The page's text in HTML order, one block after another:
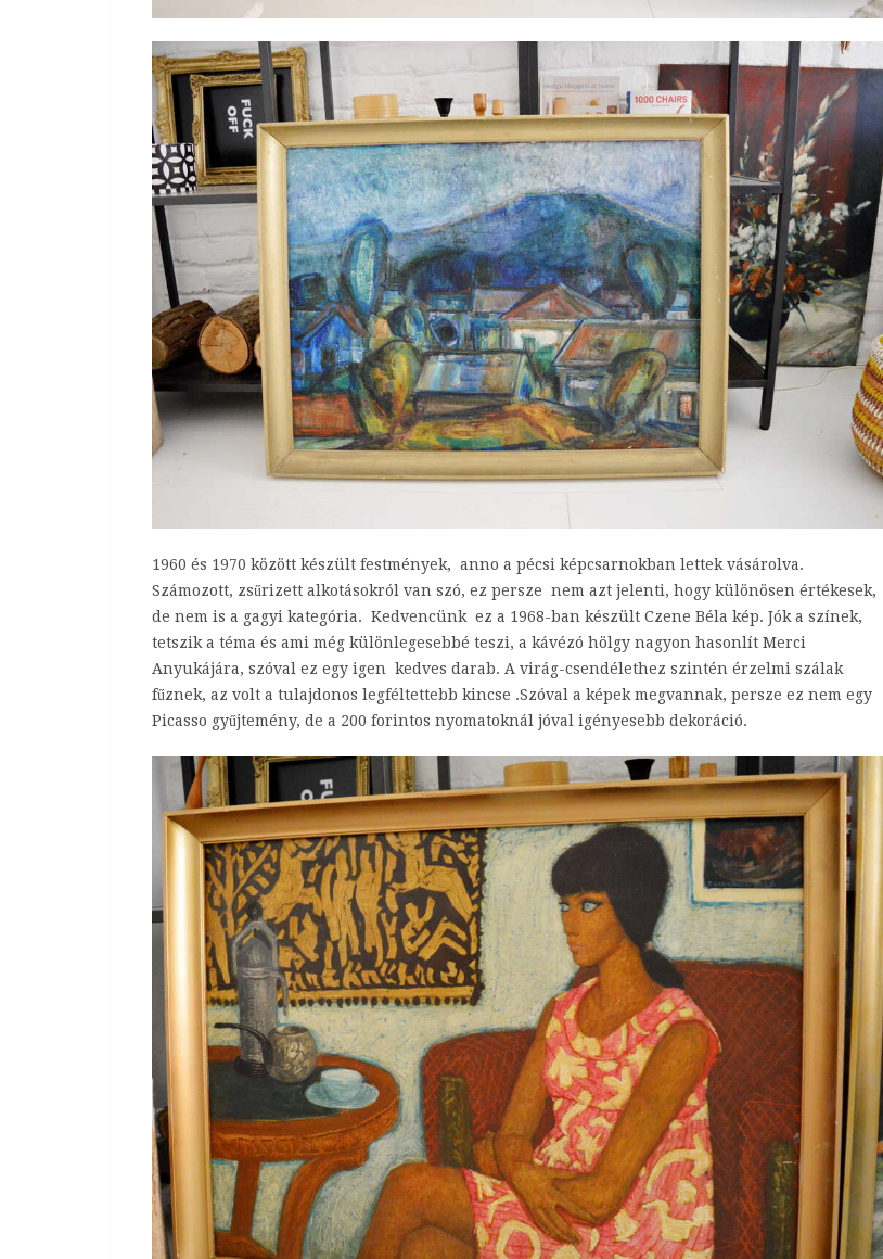
1960 és 1970 között készült festmények, anno a pécsi képcsarnokban lettek vásárolva.
Számozott, zsűrizett alkotásokról van szó, ez persze nem azt jelenti, hogy különösen értékesek,
de nem is a gagyi kategória. Kedvencünk ez a 1968-ban készült Czene Béla kép. Jók a színek,
tetszik a téma és ami még különlegesebbé teszi, a kávézó hölgy nagyon hasonlít Merci
Anyukájára, szóval ez egy igen kedves darab. A virág-csendélethez szintén érzelmi szálak
fűznek, az volt a tulajdonos legféltettebb kincse .Szóval a képek megvannak, persze ez nem egy
Picasso gyűjtemény, de a 200 forintos nyomatoknál jóval igényesebb dekoráció.